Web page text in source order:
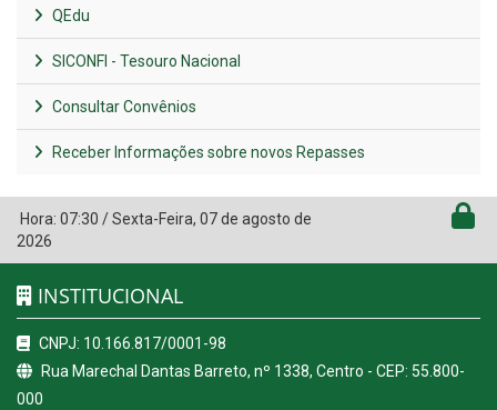
QEdu
SICONFI - Tesouro Nacional
Consultar Convênios
Receber Informações sobre novos Repasses
Hora: 07:30 /Sexta-Feira, 07 de agosto de
2026
INSTITUCIONAL
CNPJ: 10.166.817/0001-98
Rua Marechal Dantas Barreto, nº 1338, Centro - CEP: 55.800-
000